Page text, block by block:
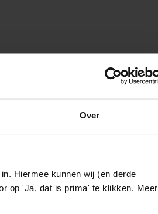
Over
Hiermee kunnen wij (en derde
op 'Ja, dat is prima' te klikken. Meer